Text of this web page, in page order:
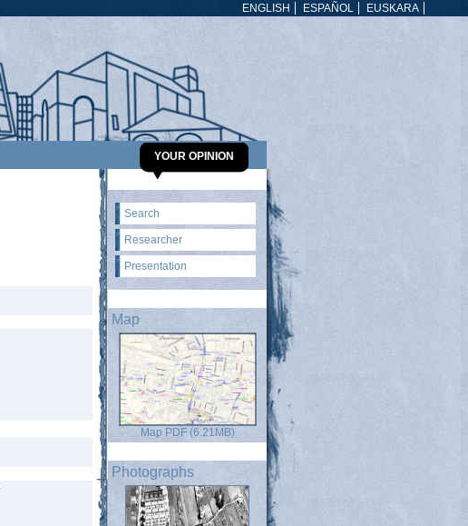
EUSKARA
ESPAÑOL
ENGLISH
YOUR OPINION
Search
Researcher
Presentation
Map
Map PDF (6.21MB)
Photographs